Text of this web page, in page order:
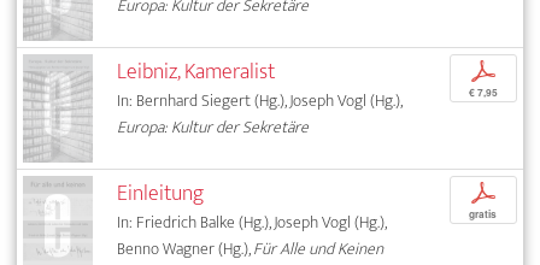
Europa: Kultur der Sekretäre
Leibniz, Kameralist
In: Bernhard Siegert (Hg.), Joseph Vogl (Hg.),
Europa: Kultur der Sekretäre
p
€ 7,95
Einleitung
In: Friedrich Balke (Hg.), Joseph Vogl (Hg.),
Benno Wagner (Hg.),Für Alle und Keinen
p
gratis